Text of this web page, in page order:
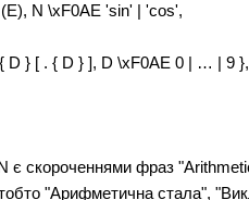
N \xF0AE 'sin' | 'cos',
D } [ . { D } ], D \xF0AE 0 | … | 9 },
є скороченнями фраз
"Арифметична стала",